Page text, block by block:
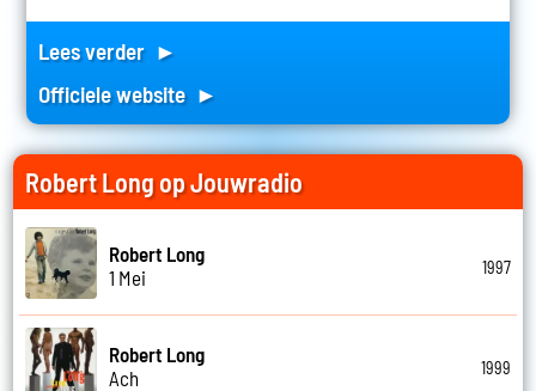
Lees verder ►
Officiele website ►
Robert Long op Jouwradio
Robert Long
1 Mei
1997
Robert Long
Ach
1999